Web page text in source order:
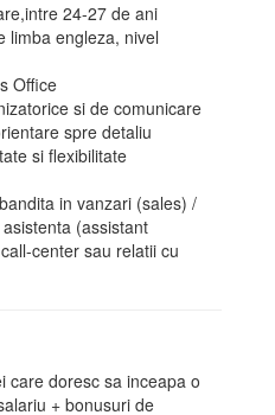
24-27 de ani
limba engleza, nivel
Office
si de comunicare
spre detaliu
si flexibilitate
in vanzari (sales) /
(assistant
center sau relatii cu
care doresc sa inceapa o
+ bonusuri de